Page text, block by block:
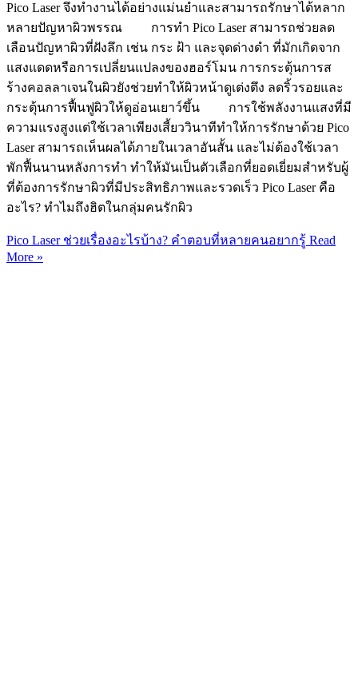
Pico Laser จึงทำงานได้อย่างแม่นยำและสามารถรักษาได้หลาก
หลายปัญหาผิวพรรณ การทำ Pico Laser สามารถช่วยลด
เลือนปัญหาผิวที่ฝังลึก เช่น กระ ฝ้า และจุดด่างดำ ที่มักเกิดจาก
แสงแดดหรือการเปลี่ยนแปลงของฮอร์โมน การกระตุ้นการส
ร้างคอลลาเจนในผิวยังช่วยทำให้ผิวหน้าดูเต่งตึง ลดริ้วรอยและ
กระตุ้นการฟื้นฟูผิวให้ดูอ่อนเยาว์ขึ้น การใช้พลังงานแสงที่มี
ความแรงสูงแต่ใช้เวลาเพียงเสี้ยววินาทีทำให้การรักษาด้วย Pico
Laser สามารถเห็นผลได้ภายในเวลาอันสั้น และไม่ต้องใช้เวลา
พักฟื้นนานหลังการทำ ทำให้มันเป็นตัวเลือกที่ยอดเยี่ยมสำหรับผู้
ที่ต้องการรักษาผิวที่มีประสิทธิภาพและรวดเร็ว Pico Laser คือ
อะไร? ทำไมถึงฮิตในกลุ่มคนรักผิว
Pico Laser ช่วยเรื่องอะไรบ้าง? คำตอบที่หลายคนอยากรู้ Read
More »